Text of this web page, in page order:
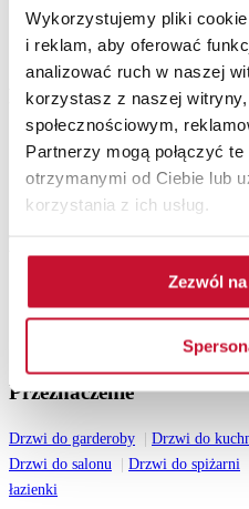
Wykorzystujemy pliki
i reklam, aby oferować
analizować ruch w naszej
korzystasz z naszej
społecznościowym,
Partnerzy mogą połączyć
otrzymanymi od Ciebie lub
korzystania z ich usług.
Zezwól
Drzwi stalowe
Drzwi zewnętrzne drewniane
Drzwi do mieszkania
Pozostałe
Ościeżnice
Lamele ścienne
Drzwi z intarsjami
Katalog drzwi
Katalog drzwi
Wszystkie katalogi
Przeznaczenie
Drzwi do garderoby Drzwi do
Drzwi do salonu
Drzwi do spiżarni
łazienki